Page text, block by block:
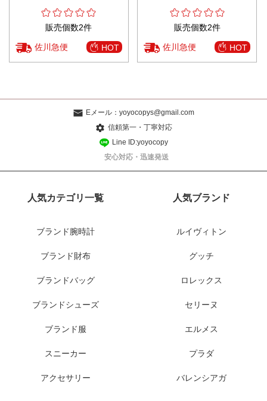
販売個数2件
佐川急便 HOT
販売個数2件
佐川急便 HOT
Eメール： yoyocopys@gmail.com
信頼第一・丁寧対応
Line ID:yoyocopy
安心対応・迅速発送
人気カテゴリ一覧
ブランド腕時計
ブランド財布
ブランドバッグ
ブランドシューズ
ブランド服
スニーカー
アクセサリー
人気ブランド
ルイヴィトン
グッチ
ロレックス
セリーヌ
エルメス
プラダ
バレンシアガ